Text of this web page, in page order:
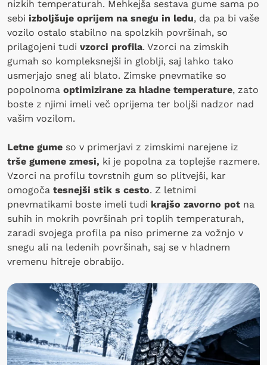
nizkih temperaturah. Mehkejša sestava gume sama po
sebi izboljšuje oprijem na snegu in ledu, da pa bi vaše
vozilo ostalo stabilno na spolzkih površinah, so
prilagojeni tudi vzorci profila. Vzorci na zimskih
gumah so kompleksnejši in globlji, saj lahko tako
usmerjajo sneg ali blato. Zimske pnevmatike so
popolnoma optimizirane za hladne temperature, zato
boste z njimi imeli več oprijema ter boljši nadzor nad
vašim vozilom.
Letne gume so v primerjavi z zimskimi narejene iz
trše gumene zmesi, ki je popolna za toplejše razmere.
Vzorci na profilu tovrstnih gum so plitvejši, kar
omogoča tesnejši stik s cesto. Z letnimi
pnevmatikami boste imeli tudi krajšo zavorno pot na
suhih in mokrih površinah pri toplih temperaturah,
zaradi svojega profila pa niso primerne za vožnjo v
snegu ali na ledenih površinah, saj se v hladnem
vremenu hitreje obrabijo.